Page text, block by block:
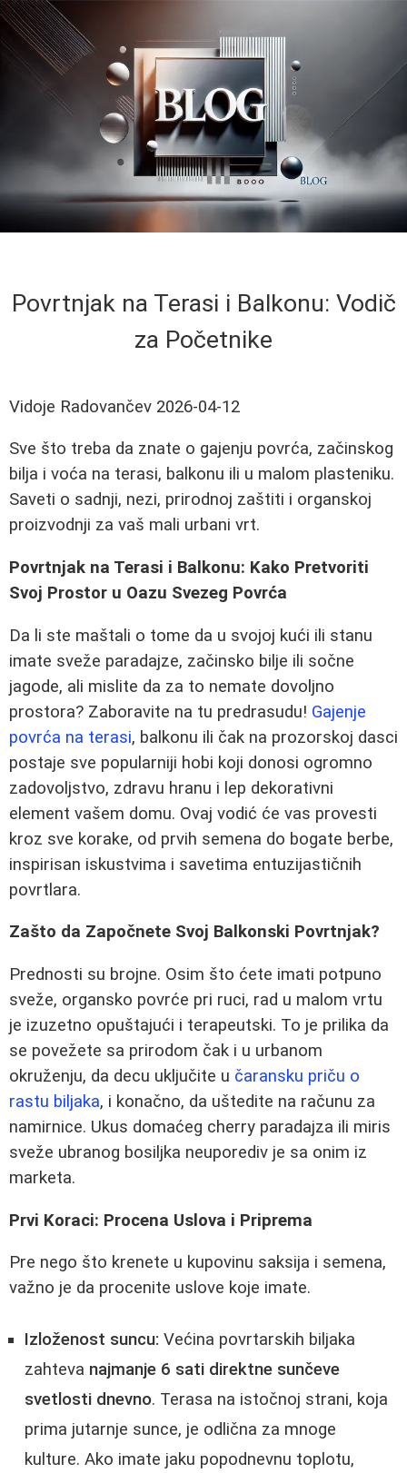
Povrtnjak na Terasi i Balkonu: Vodič
za Početnike
Vidoje Radovančev 2026-04-12
Sve što treba da znate o gajenju povrća, začinskog
bilja i voća na terasi, balkonu ili u malom plasteniku.
Saveti o sadnji, nezi, prirodnoj zaštiti i organskoj
proizvodnji za vaš mali urbani vrt.
Povrtnjak na Terasi i Balkonu: Kako Pretvoriti
Svoj Prostor u Oazu Svezeg Povrća
Da li ste maštali o tome da u svojoj kući ili stanu
imate sveže paradajze, začinsko bilje ili sočne
jagode, ali mislite da za to nemate dovoljno
prostora? Zaboravite na tu predrasudu! Gajenje
povrća na terasi, balkonu ili čak na prozorskoj dasci
postaje sve popularniji hobi koji donosi ogromno
zadovoljstvo, zdravu hranu i lep dekorativni
element vašem domu. Ovaj vodić će vas provesti
kroz sve korake, od prvih semena do bogate berbe,
inspirisan iskustvima i savetima entuzijastičnih
povrtlara.
Zašto da Započnete Svoj Balkonski Povrtnjak?
Prednosti su brojne. Osim što ćete imati potpuno
sveže, organsko povrće pri ruci, rad u malom vrtu
je izuzetno opuštajući i terapeutski. To je prilika da
se povežete sa prirodom čak i u urbanom
okruženju, da decu uključite u čaransku priču o
rastu biljaka, i konačno, da uštedite na računu za
namirnice. Ukus domaćeg cherry paradajza ili miris
sveže ubranog bosiljka neuporediv je sa onim iz
marketa.
Prvi Koraci: Procena Uslova i Priprema
Pre nego što krenete u kupovinu saksija i semena,
važno je da procenite uslove koje imate.
Izloženost suncu: Većina povrtarskih biljaka
zahteva najmanje 6 sati direktne sunčeve
svetlosti dnevno. Terasa na istočnoj strani, koja
prima jutarnje sunce, je odlična za mnoge
kulture. Ako imate jaku popodnevnu toplotu,